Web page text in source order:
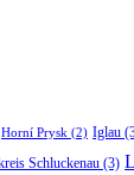
Horní Prysk (2) Iglau
Schluckenau (3)